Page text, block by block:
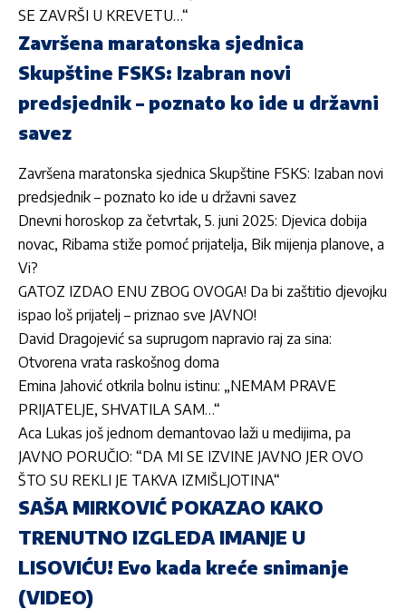
SE ZAVRŠI U KREVETU…“
Završena maratonska sjednica
Skupštine FSKS: Izabran novi
predsjednik – poznato ko ide u državni
savez
Završena maratonska sjednica Skupštine FSKS: Izaban novi
predsjednik – poznato ko ide u državni savez
Dnevni horoskop za četvrtak, 5. juni 2025: Djevica dobija
novac, Ribama stiže pomoć prijatelja, Bik mijenja planove, a
Vi?
GATOZ IZDAO ENU ZBOG OVOGA! Da bi zaštitio djevojku
ispao loš prijatelj – priznao sve JAVNO!
David Dragojević sa suprugom napravio raj za sina:
Otvorena vrata raskošnog doma
Emina Jahović otkrila bolnu istinu: „NEMAM PRAVE
PRIJATELJE, SHVATILA SAM…“
Aca Lukas još jednom demantovao laži u medijima, pa
JAVNO PORUČIO: “DA MI SE IZVINE JAVNO JER OVO
ŠTO SU REKLI JE TAKVA IZMIŠLJOTINA“
SAŠA MIRKOVIĆ POKAZAO KAKO
TRENUTNO IZGLEDA IMANJE U
LISOVIĆU! Evo kada kreće snimanje
(VIDEO)